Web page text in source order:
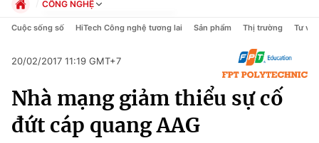
Chính trị
CÔNG NGHỆ
Chính trị
Pháp luật
Thể thao
Truyền hình
Văn hóa - Giải trí
Cuộc sống số HiTech Công nghệ tương lai Sản phẩm Thị trường Tư vấn
20/02/2017 11:19 GMT+7
Nhà mạng giảm thiểu sự cố
đứt cáp quang AAG